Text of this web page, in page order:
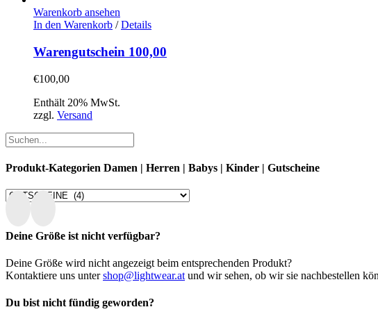
Warenkorb ansehen
In den Warenkorb / Details
Warengutschein 100,00
€100,00
Enthält 20% MwSt.
zzgl. Versand
Produkt-Kategorien Damen | Herren | Babys | Kinder | Gutscheine
Deine Größe ist nicht verfügbar?
Deine Größe wird nicht angezeigt beim entsprechenden Produkt?
Kontaktiere uns untershop@lightwear.at und wir sehen, ob wir sie nachbestellen
Du bist nicht fündig geworden?